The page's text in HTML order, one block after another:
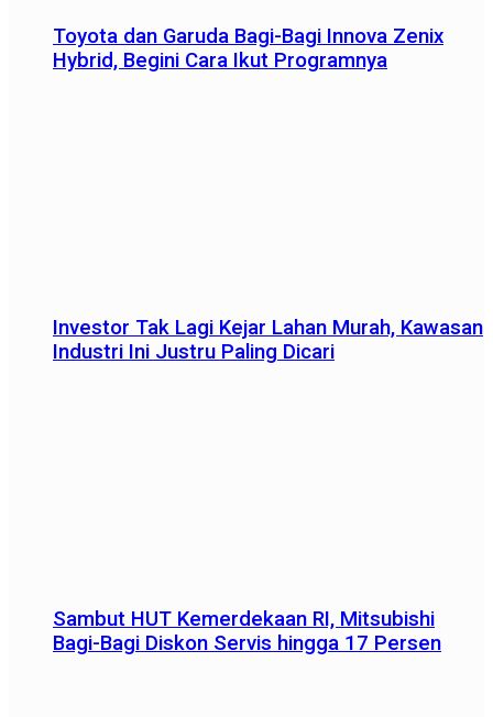
Toyota dan Garuda Bagi-Bagi Innova Zenix
Hybrid, Begini Cara Ikut Programnya
Investor Tak Lagi Kejar Lahan Murah, Kawasan
Industri Ini Justru Paling Dicari
Sambut HUT Kemerdekaan RI, Mitsubishi
Bagi-Bagi Diskon Servis hingga 17 Persen